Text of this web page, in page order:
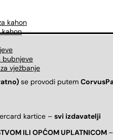
kahon
kahon
bubnjeve
vježbanje
se provodi putem
kartice – svi izdavatelji
ILI OPĆOM UPLATNICOM